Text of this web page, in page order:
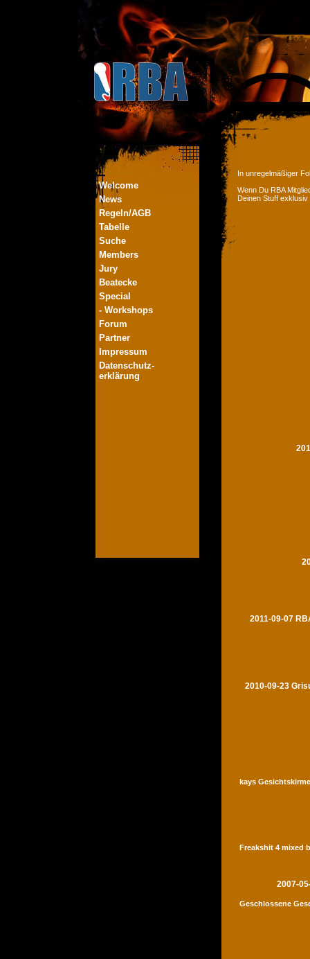
Welcome
News
Regeln/AGB
Tabelle
Suche
Members
Jury
Beatecke
Special
- Workshops
Forum
Partner
Impressum
Datenschutz-
erklärung
In unregelmäßiger
Wenn Du RBA
Deinen Stuff
2011-09-07
2010-09-23
kays
Freakshit 4 mixed
2007-
Geschlossene